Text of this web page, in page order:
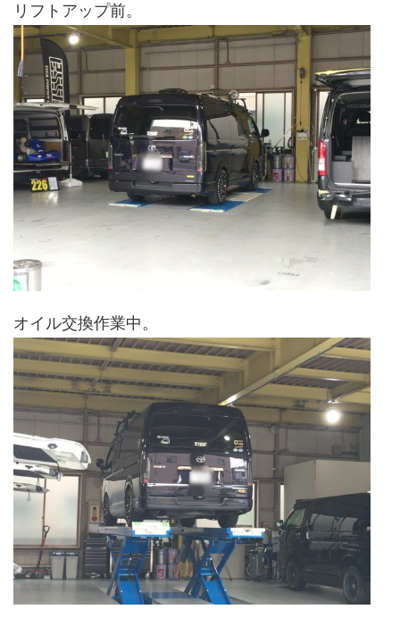
リフトアップ前。
オイル交換作業中。